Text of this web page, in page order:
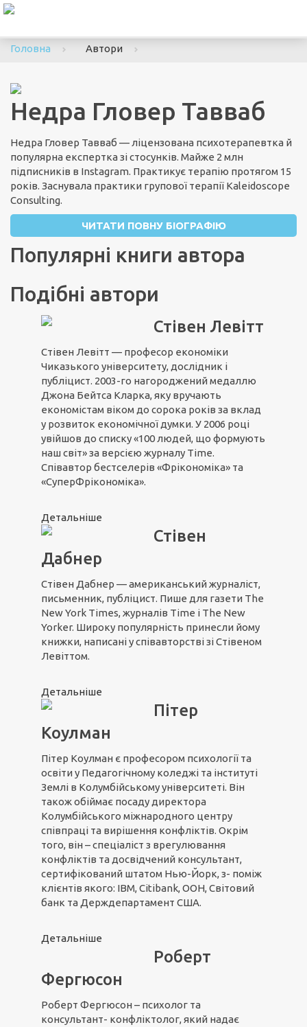
Головна
Автори
Недра Гловер Тавваб
Недра Гловер Тавваб — ліцензована психотерапевтка й
популярна експертка зі стосунків. Майже 2 млн
підписників в Instagram. Практикує терапію протягом 15
років. Заснувала практики групової терапії Kaleidoscope
Consulting.
ЧИТАТИ ПОВНУ БІОГРАФІЮ
Популярні книги автора
Подібні автори
Стівен Левітт
Стівен Левітт — професор економіки
Чиказького університету, дослідник і
публіцист. 2003-го нагороджений медаллю
Джона Бейтса Кларка, яку вручають
економістам віком до сорока років за вклад
у розвиток економічної думки. У 2006 році
увійшов до списку «100 людей, що формують
наш світ» за версією журналу Time.
Співавтор бестселерів «Фрікономіка» та
«СуперФрікономіка».
Детальніше
Стівен
Дабнер
Стівен Дабнер — американський журналіст,
письменник, публіцист. Пише для газети The
New York Times, журналів Time і The New
Yorker. Широку популярність принесли йому
книжки, написані у співавторстві зі Стівеном
Левіттом.
Детальніше
Пітер
Коулман
Пітер Коулман є професором психології та
освіти у Педагогічному коледжі та інституті
Землі в Колумбійському університеті. Він
також обіймає посаду директора
Колумбійського міжнародного центру
співпраці та вирішення конфліктів. Окрім
того, він – спеціаліст з врегулювання
конфліктів та досвідчений консультант,
сертифікований штатом Нью-Йорк, з- поміж
клієнтів якого: IBM, Citibank, ООН, Світовий
банк та Держдепартамент США.
Детальніше
Роберт
Фергюсон
Роберт Фергюсон – психолог та
консультант- конфліктолог, який надає